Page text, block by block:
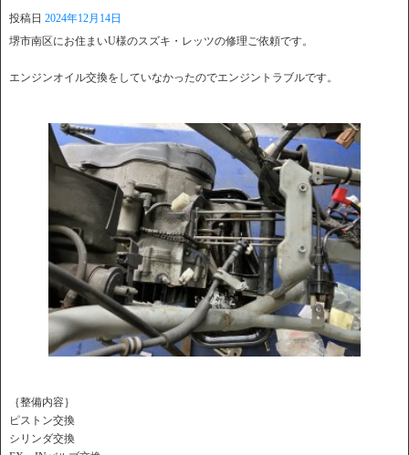
投稿日 2024年12月14日
堺市南区にお住まいU様のスズキ・レッツの修理ご依頼です。
エンジンオイル交換をしていなかったのでエンジントラブルです。
｛整備内容｝
ピストン交換
シリンダ交換